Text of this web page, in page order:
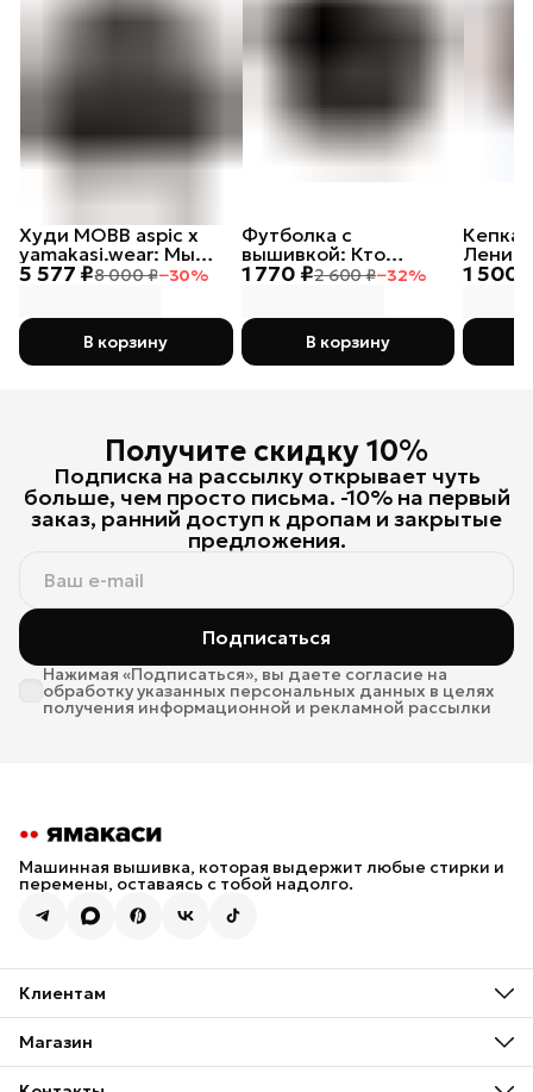
5 577 ₽8 000 ₽−30%
Худи MOBB aspic х
yamakasi.wear: Мы
русские, с нами Бог
В корзину
1 770 ₽2 600 ₽−32%
Футболка с
вышивкой: Кто
посеет зло в сердце
В корзину
1 500
Кепка
Получите скидку 10%
Подписка на рассылку открывает чуть
больше, чем просто письма. -10% на первый
заказ, ранний доступ к дропам и закрытые
предложения.
Подписаться
Нажимая «Подписаться», вы даете согласие на
обработку указанных персональных данных в целях
получения информационной и рекламной рассылки
Машинная вышивка, которая выдержит любые стирки и
перемены, оставаясь с тобой надолго.
Клиентам
Размерные сетки
Оплата
Магазин
Архив дизайнов вышивки